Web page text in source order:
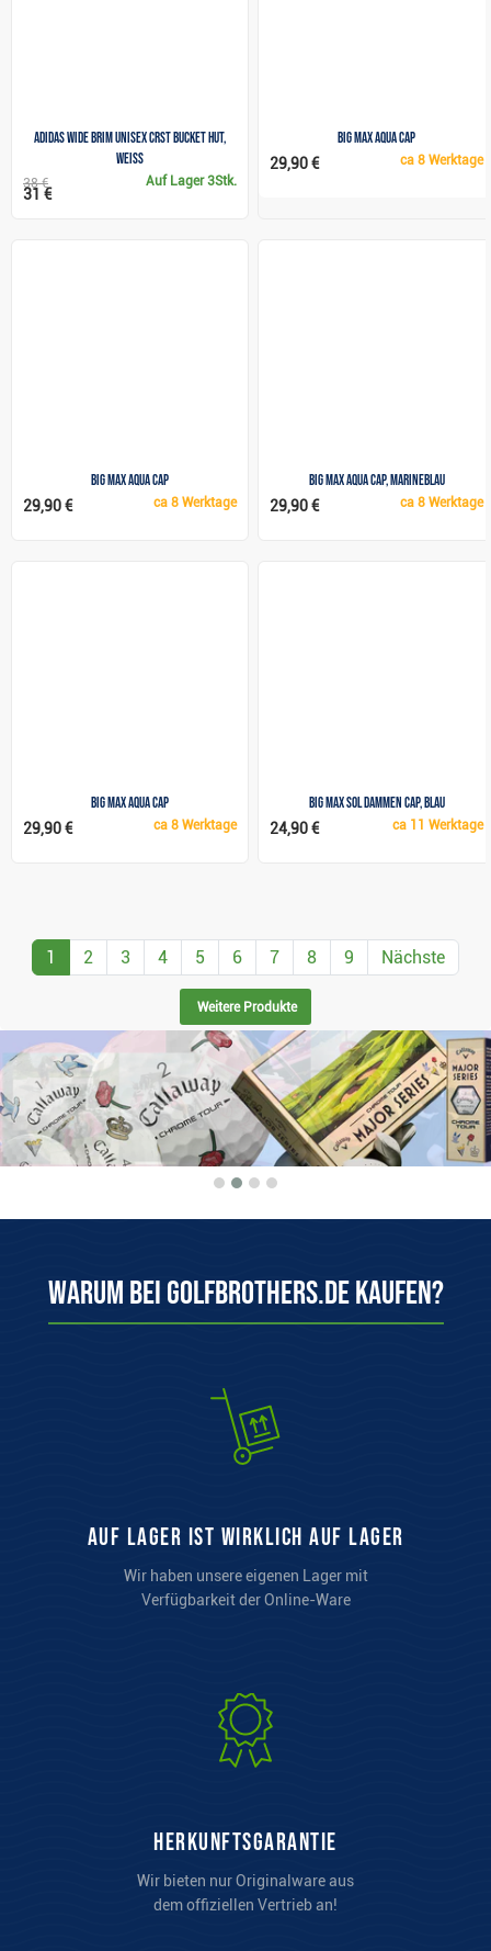
Adidas Wide Brim unisex Crst Bucket Hut,
weiss
Auf Lager3Stk.
38 €
31 €
Big Max Aqua Cap
ca8 Werktage
29,90 €
Big Max Aqua Cap
ca8 Werktage
29,90 €
Big Max Aqua Cap, Marineblau
ca8 Werktage
29,90 €
Big Max Aqua Cap
ca8 Werktage
29,90 €
Big Max Sol Dammen Cap, blau
ca 11 Werktage
24,90 €
1 2 3 4 5 6 7 8 9 Nächste
Weitere Produkte
Warum bei Golfbrothers.de kaufen?
auf Lager ist wirklich auf Lager
Wir haben unsere eigenen Lager mit
Verfügbarkeit der Online-Ware
Herkunftsgarantie
Wir bieten nur Originalware aus
dem offiziellen Vertrieb an!